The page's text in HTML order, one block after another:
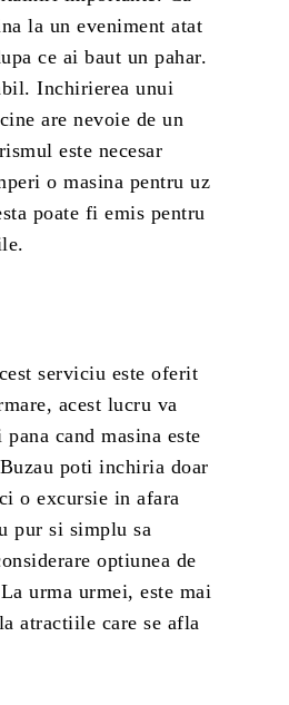
la un eveniment atat
ce ai baut un pahar.
Inchirierea unui
are nevoie de un
este necesar
o masina pentru uz
poate fi emis pentru
serviciu este oferit
acest lucru va
cand masina este
poti inchiria doar
o excursie in afara
pur si simplu sa
optiunea de
urma urmei, este mai
atractiile care se afla